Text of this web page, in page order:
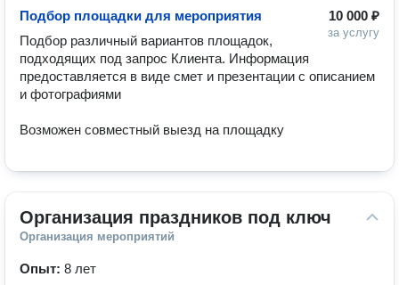
10 000 ₽
за услугу
Подбор площадки для мероприятия
Подбор различный вариантов площадок,
подходящих под запрос Клиента. Информация
предоставляется в виде смет и презентации с описанием
и фотографиями
Возможен совместный выезд на площадку
Организация праздников под ключ
Организация мероприятий
Опыт: 8 лет